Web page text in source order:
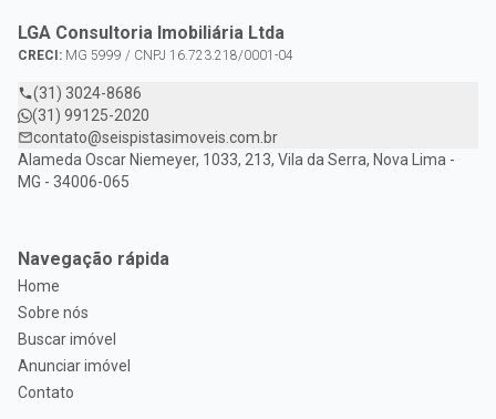
LGA Consultoria Imobiliária Ltda
CRECI: MG 5999 / CNPJ 16.723.218/0001-04
(31) 3024-8686
(31) 99125-2020
contato@seispistasimoveis.com.br
Alameda Oscar Niemeyer, 1033, 213, Vila da Serra, Nova Lima -
MG - 34006-065
Navegação rápida
Home
Sobre nós
Buscar imóvel
Anunciar imóvel
Contato